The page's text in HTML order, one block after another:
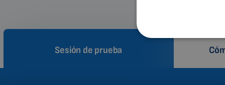
Sesión de prueba